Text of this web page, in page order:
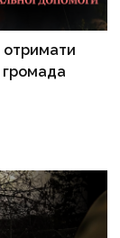
отримати
громада